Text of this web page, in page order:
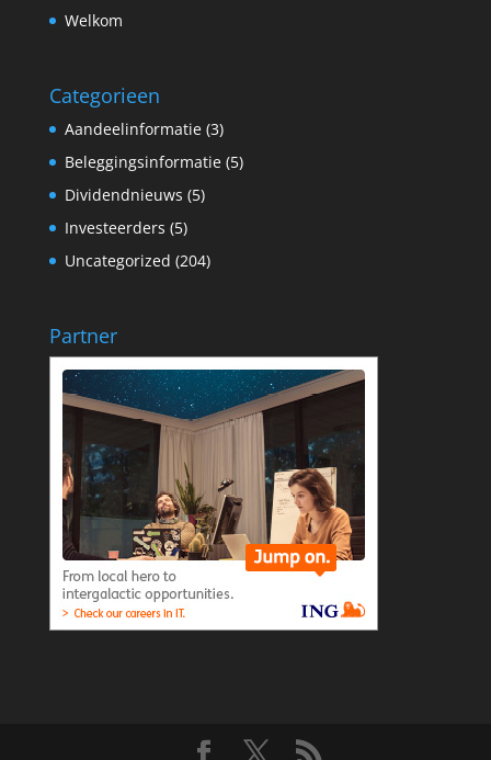
Welkom
Categorieen
Aandeelinformatie(3)
Beleggingsinformatie(5)
Dividendnieuws (5)
Investeerders (5)
Uncategorized (204)
Partner